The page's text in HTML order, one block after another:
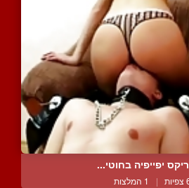
יפייפיה בחוטי...
| 1 המלצות